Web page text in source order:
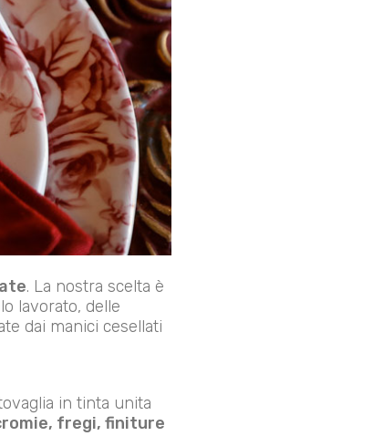
. La nostra scelta è
lavorato, delle
dai manici cesellati
in tinta unita
fregi, finiture